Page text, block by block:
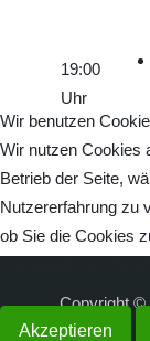
19:00
Uhr
Copyright ©
Wir benutzen
Wir nutzen Cookies
Betrieb der Seite,
Nutzererfahrung zu
ob Sie die Cookies
Akzeptieren